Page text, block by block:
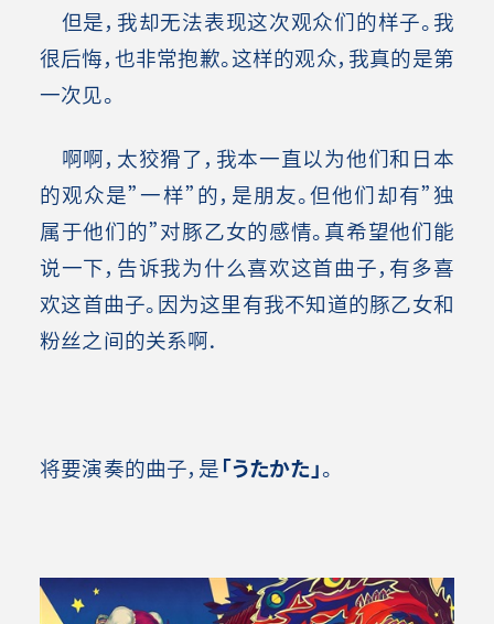
但是，我却无法表现这次观众们的样子。我
很后悔，也非常抱歉。这样的观众，我真的是第
一次见。
啊啊，太狡猾了，我本一直以为他们和日本
的观众是”一样”的，是朋友。但他们却有”独
属于他们的”对豚乙女的感情。真希望他们能
说一下，告诉我为什么喜欢这首曲子，有多喜
欢这首曲子。因为这里有我不知道的豚乙女和
粉丝之间的关系啊．
将要演奏的曲子，是「うたかた」。